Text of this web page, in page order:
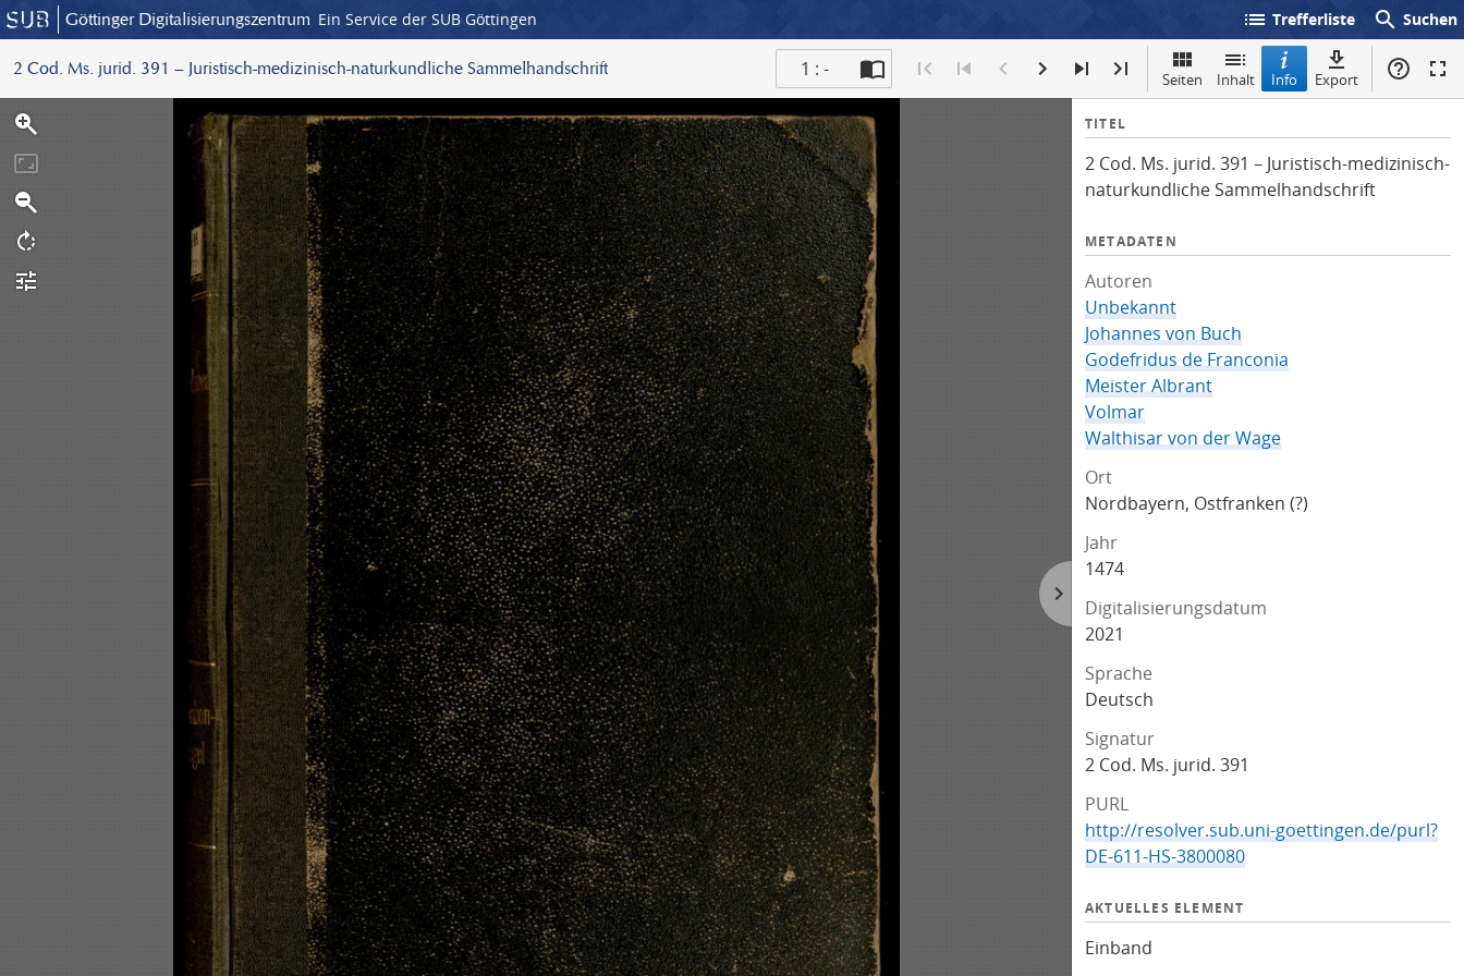
Göttinger Digitalisierungszentrum Ein Service der SUB Göttingen list Trefferliste search Suchen
2 Cod. Ms. jurid. 391 – Juristisch-medizinisch-naturkundliche Sammelhandschrift 1 : - Seiten Inhalt Info Export
I
f
o
TITEL
2 Cod. Ms. jurid. 391 – Juristisch-medizinisch-
naturkundliche Sammelhandschrift
METADATEN
Autoren
Unbekannt
Johannes von Buch
Godefridus de Franconia
Meister Albrant
Volmar
Walthisar von der Wage
Ort
Nordbayern, Ostfranken (?)
Jahr
1474
Digitalisierungsdatum
2021
Sprache
Deutsch
Signatur
2 Cod. Ms. jurid. 391
PURL
http://resolver.sub.uni-goettingen.de/purl?
DE-611-HS-3800080
AKTUELLES ELEMENT
Einband